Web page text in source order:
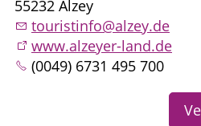
55232 Alzey
touristinfo@alzey.de
www.alzeyer-land.de
(0049) 6731 495 700